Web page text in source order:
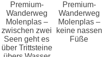
Premium-
Wanderweg
Molenplas –
zwischen zwei
Seen geht es
über Trittsteine
Premium-
Wanderweg
Molenplas –
keine nassen
Füße